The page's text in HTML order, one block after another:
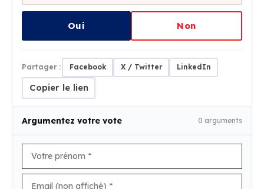
Oui Non
Partager : Facebook X / Twitter LinkedIn
Copier le lien
Argumentez votre vote 0 arguments